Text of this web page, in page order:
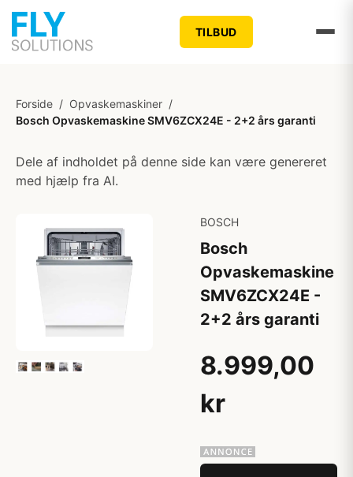
TILBUD
Forside / Opvaskemaskiner /
Bosch Opvaskemaskine SMV6ZCX24E - 2+2 års garanti
Dele af indholdet på denne side kan være genereret
med hjælp fra AI.
BOSCH
Bosch
Opvaskemaskine
SMV6ZCX24E -
2+2 års garanti
8.999,00
kr